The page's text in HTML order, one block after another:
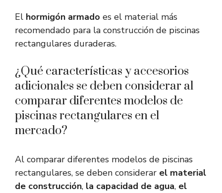
El hormigón armado es el material más
recomendado para la construcción de piscinas
rectangulares duraderas.
¿Qué características y accesorios
adicionales se deben considerar al
comparar diferentes modelos de
piscinas rectangulares en el
mercado?
Al comparar diferentes modelos de piscinas
rectangulares, se deben considerar el material
de construcción, la capacidad de agua, el